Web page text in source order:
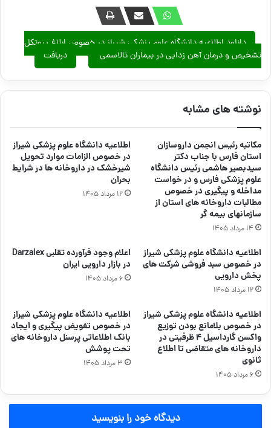
دانلود اطلاعیه دانشگاه علوم پزشکی شیراز در خصوص ابلاغ پروتکل
تشخیص و درمان آهن زدایی در بیماران تالاسمی
دریافت
نوشته های مشابه
مکاتبه رئیس انجمن داروسازان
استان فارس با جناب دکتر
سیدبصیر هاشمی رئیس دانشگاه
علوم پزشکی فارس و در خواست
مداخله و پیگیری در خصوص
مطالبات داروخانه های استان از
سازمانهای بیمه گر
۱۴ مرداد ۱۴۰۵
اطلاعیه دانشگاه علوم پزشکی شیراز
در خصوص الزامات موارد تحویل
شیرخشک در داروخانه ها در شرایط
بحران
۱۲ مرداد ۱۴۰۵
اطلاعیه دانشگاه علوم پزشکی شیراز
در خصوص سبد فروشی شرکت های
پخش دارویی
۱۲ مرداد ۱۴۰۵
اعلام وجود فرآورده تقلبی Darzalex
در بازار دارویی ایران
۶ مرداد ۱۴۰۵
اطلاعیه دانشگاه علوم پزشکی شیراز
در خصوص بلامانع بودن توزیع
واکسن گارداسیل ۴ ظرفیتی در
داروخانه های متقاضی تا اطلاع
ثانوی
۶ مرداد ۱۴۰۵
اطلاعیه دانشگاه علوم پزشکی شیراز
در خصوص تفویض پیگیری و ایجاد
بانک اطلاعاتی پرسنل داروخانه های
تحت پوشش
۳ مرداد ۱۴۰۵
دیدگاه خود را بنویسید